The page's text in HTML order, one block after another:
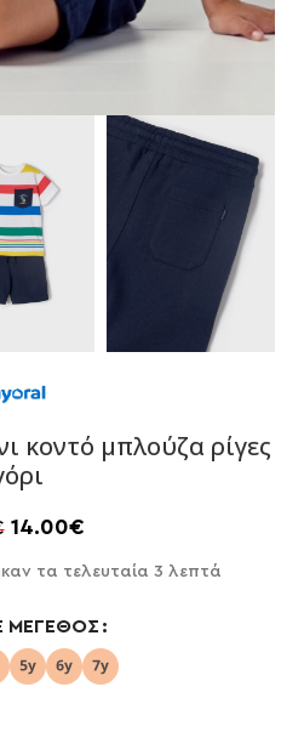
κοντό μπλούζα ρίγες
14.00€
τα τελευταία 3 λεπτά
ΜΈΓΕΘΟΣ